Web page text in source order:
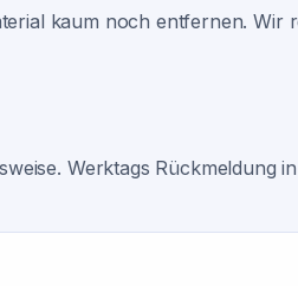
kaum noch entfernen. Wir
Werktags Rückmeldung